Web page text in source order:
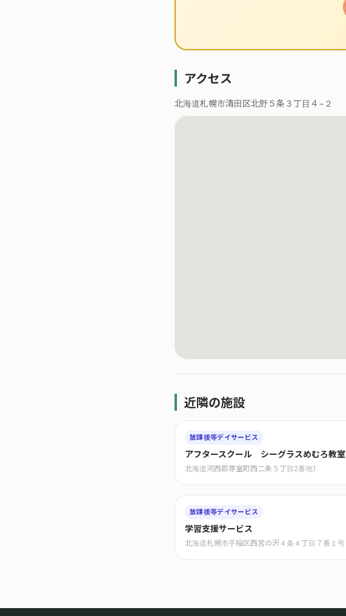
アクセス
北海道札幌市清田区北野５条３丁目４−２
近隣の施設
放課後等デイサービス
アフタースクール シーグラスめむろ教室
北海道河西郡芽室町西二条５丁目2番地1
放課後等デイサービス
学習支援サービス
北海道札幌市手稲区西宮の沢４条４丁目７番１号